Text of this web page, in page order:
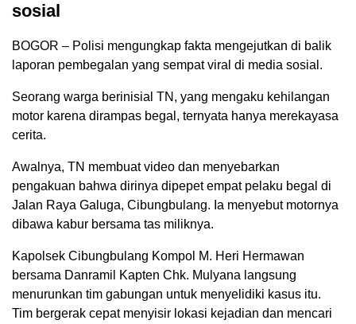
sosial
BOGOR – Polisi mengungkap fakta mengejutkan di balik
laporan pembegalan yang sempat viral di media sosial.
Seorang warga berinisial TN, yang mengaku kehilangan
motor karena dirampas begal, ternyata hanya merekayasa
cerita.
Awalnya, TN membuat video dan menyebarkan
pengakuan bahwa dirinya dipepet empat pelaku begal di
Jalan Raya Galuga, Cibungbulang. Ia menyebut motornya
dibawa kabur bersama tas miliknya.
Kapolsek Cibungbulang Kompol M. Heri Hermawan
bersama Danramil Kapten Chk. Mulyana langsung
menurunkan tim gabungan untuk menyelidiki kasus itu.
Tim bergerak cepat menyisir lokasi kejadian dan mencari